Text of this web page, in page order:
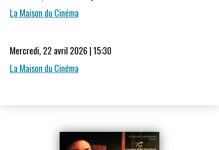
La Maison du Cinéma
Mercredi, 22 avril 2026 | 15:30
La Maison du Cinéma